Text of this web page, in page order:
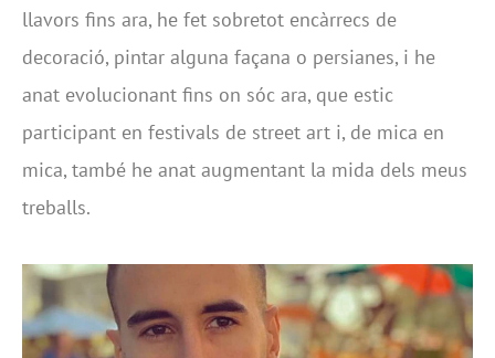
llavors fins ara, he fet sobretot encàrrecs de
decoració, pintar alguna façana o persianes, i he
anat evolucionant fins on sóc ara, que estic
participant en festivals de street art i, de mica en
mica, també he anat augmentant la mida dels meus
treballs.